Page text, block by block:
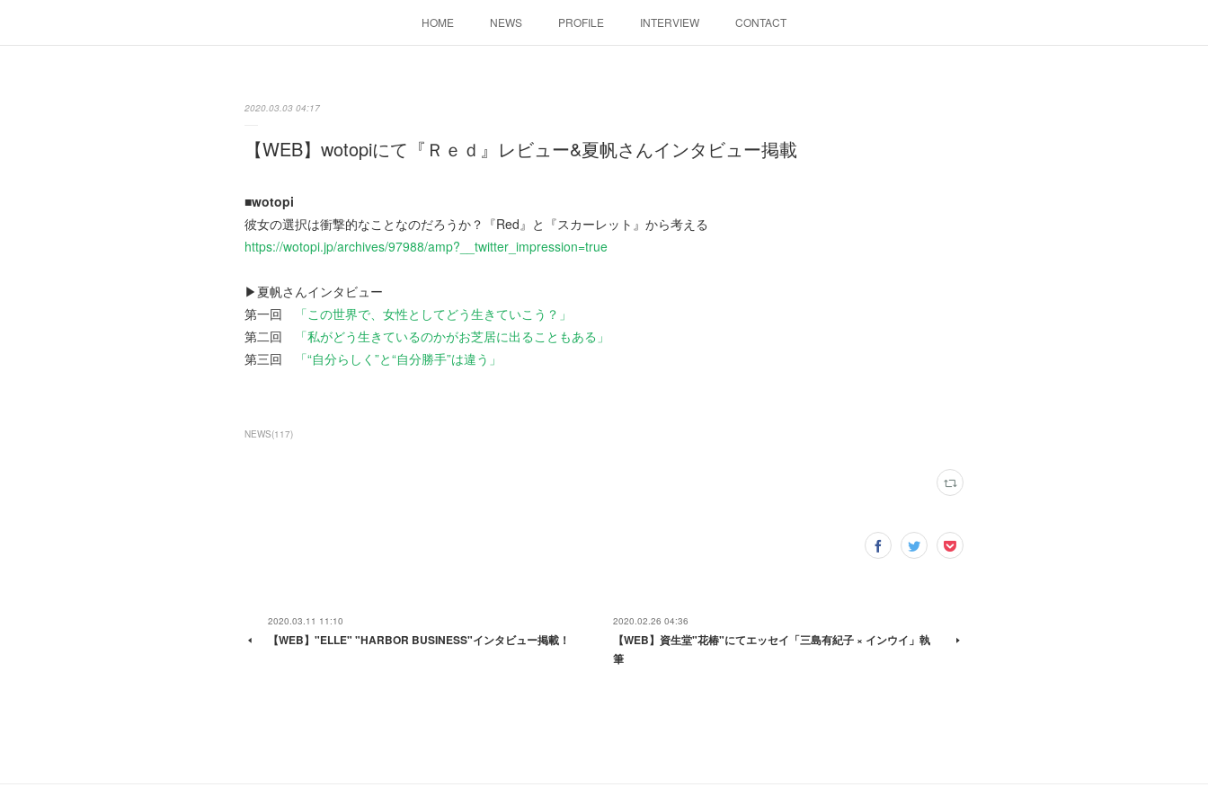
HOME NEWS PROFILE INTERVIEW CONTACT
2020.03.03 04:17
【WEB】wotopiにて『Ｒｅｄ』レビュー&夏帆さんインタビュー掲載
■wotopi
彼女の選択は衝撃的なことなのだろうか？『Red』と『スカーレット』から考える
https://wotopi.jp/archives/97988/amp?__twitter_impression=true
▶夏帆さんインタビュー
第一回
「この世界で、女性としてどう生きていこう？」
第二回
「私がどう生きているのかがお芝居に出ることもある」
第三回
「“自分らしく”と“自分勝手”は違う」
NEWS(117)
2020.03.11 11:10
【WEB】"ELLE" "HARBOR BUSINESS"インタビュー掲載！
2020.02.26 04:36
【WEB】資生堂"花椿"にてエッセイ「三島有紀子 × インウイ」執
筆